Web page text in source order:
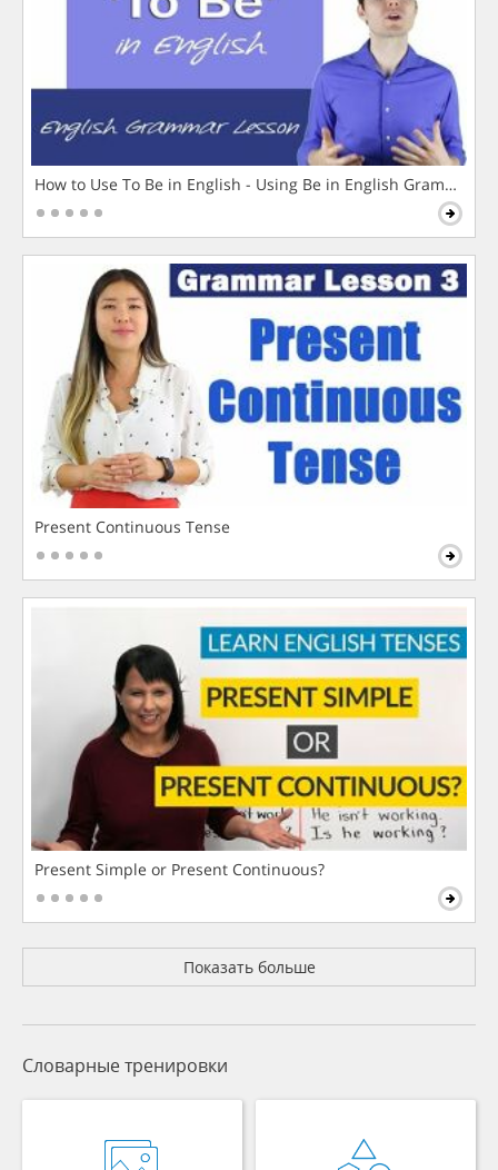
How to Use To Be in English - Using Be in English Grammar
Present Continuous Tense
Present Simple or Present Continuous?
Показать больше
Словарные тренировки